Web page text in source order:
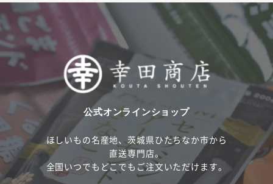
公式オンラインショップ
ほしいもの名産地、茨城県ひたちなか市から
直送専門店。
全国いつでもどこでもご注文いただけます。